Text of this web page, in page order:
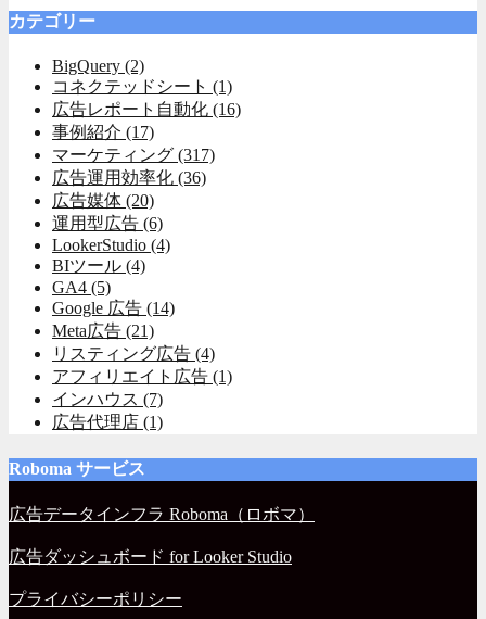
カテゴリー
BigQuery (2)
コネクテッドシート (1)
広告レポート自動化 (16)
事例紹介 (17)
マーケティング (317)
広告運用効率化 (36)
広告媒体 (20)
運用型広告 (6)
LookerStudio (4)
BIツール (4)
GA4 (5)
Google 広告 (14)
Meta広告 (21)
リスティング広告 (4)
アフィリエイト広告 (1)
インハウス (7)
広告代理店 (1)
Roboma サービス
広告データインフラ Roboma（ロボマ）
広告ダッシュボード for Looker Studio
プライバシーポリシー